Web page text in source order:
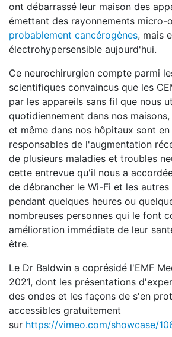
ont débarrassé leur maison des
émettant des rayonnements micro-
probablement cancérogènes, mais
électrohypersensible aujourd'hui.
Ce neurochirurgien compte parmi
scientifiques convaincus que les
par les appareils sans fil que nous
quotidiennement dans nos
et même dans nos hôpitaux sont
responsables de l'augmentation
de plusieurs maladies et troubles
cette entrevue qu'il nous a
de débrancher le Wi-Fi et les
pendant quelques heures ou
nombreuses personnes qui le font
amélioration immédiate de leur
être.
Le Dr Baldwin a coprésidé l'EMF
2021, dont les présentations
des ondes et les façons de s'en
accessibles gratuitement
sur https://vimeo.com/showcase/